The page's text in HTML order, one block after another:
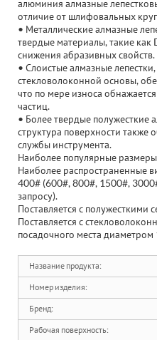
алюминия алмазные
отличие от шлифовальных
• Металлические алмазные
твердые материалы, такие
снижения абразивных свойств.
• Слоистые алмазные
стекловолоконной основы,
что по мере износа
частиц.
• Более твердые полужесткие
структура поверхности также
службы инструмента.
Наиболее популярные
Наиболее распространенные
400# (600#, 800#, 1500#,
запросу).
Поставляется с полужесткими
Поставляется с
посадочного места
Название продукта:
Номер изделия:
Бренд:
Рабочая поверхность: